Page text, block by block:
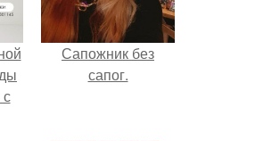
Сапожник без
сапог.